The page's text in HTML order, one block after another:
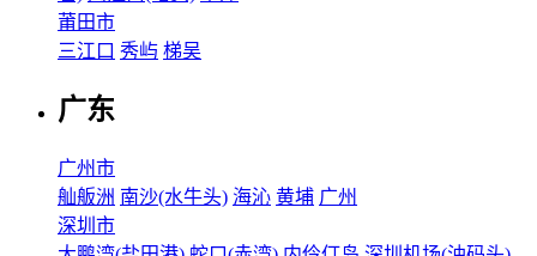
莆田市
三江口 秀屿 梯吴
广东
广州市
舢舨洲 南沙(水牛头) 海沁 黄埔 广州
深圳市